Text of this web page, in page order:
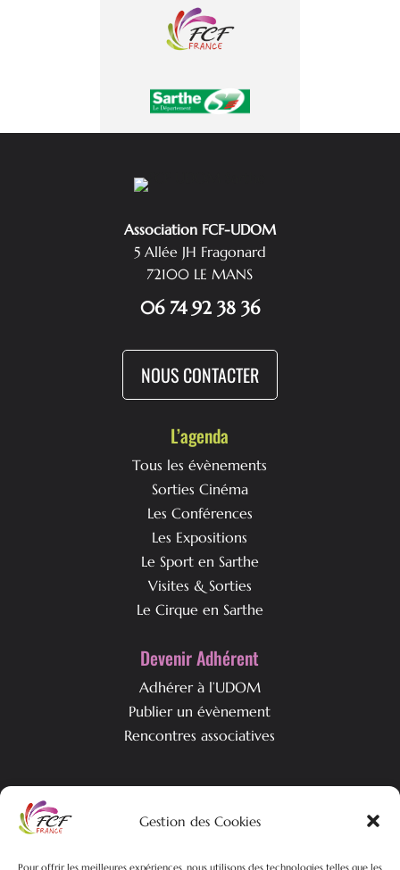
Gestion des Cookies
Pour offrir les meilleures expériences, nous utilisons des technologies telles que les
Association FCF-UDOM
5 Allée JH Fragonard
72100 LE MANS
06 74 92 38 36
NOUS CONTACTER
L’agenda
Tous les évènements
Sorties Cinéma
Les Conférences
Les Expositions
Le Sport en Sarthe
Visites & Sorties
Le Cirque en Sarthe
Devenir Adhérent
Adhérer à l’UDOM
Publier un évènement
Rencontres associatives
L’association & ses objectifs